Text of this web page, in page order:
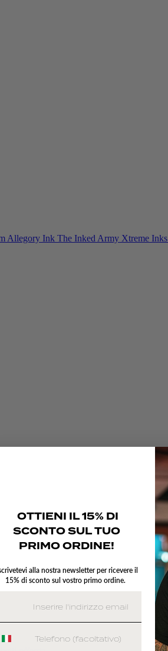
Allegory Ink The Inked Army Xtreme Inks
OTTIENI IL 15% DI
SCONTO SUL TUO
PRIMO ORDINE!
alla nostra newsletter per ricevere il
15% di sconto sul vostro primo ordine.